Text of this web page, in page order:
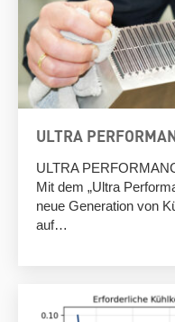
ULTRA
ULTRA
Mit dem „Ultra
neue Generation von
auf…